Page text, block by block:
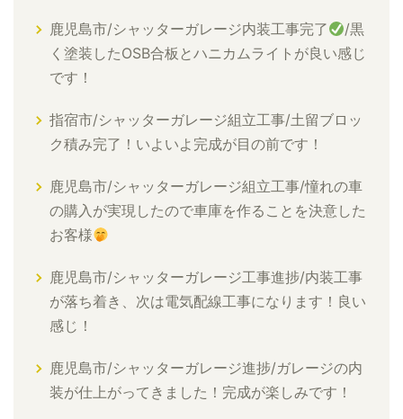
鹿児島市/シャッターガレージ内装工事完了
/黒
く塗装したOSB合板とハニカムライトが良い感じ
です！
指宿市/シャッターガレージ組立工事/土留ブロッ
ク積み完了！いよいよ完成が目の前です！
鹿児島市/シャッターガレージ組立工事/憧れの車
の購入が実現したので車庫を作ることを決意した
お客様
鹿児島市/シャッターガレージ工事進捗/内装工事
が落ち着き、次は電気配線工事になります！良い
感じ！
鹿児島市/シャッターガレージ進捗/ガレージの内
装が仕上がってきました！完成が楽しみです！